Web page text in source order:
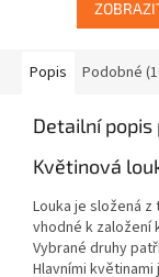
Popis Podobné
Detailní popis
Květinová
Louka je složená
vhodné k založení
Vybrané druhy
Hlavními